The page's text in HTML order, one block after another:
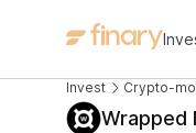
Invest Crypto-
Wrapped